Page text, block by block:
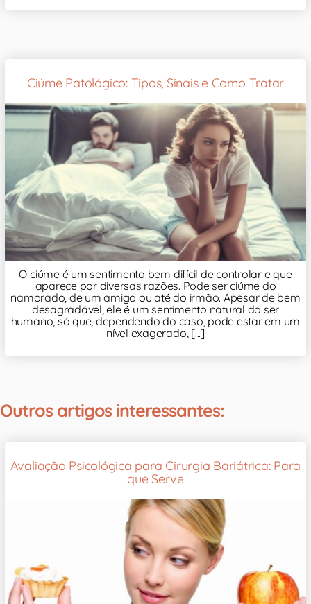
Ciúme Patológico: Tipos, Sinais e Como Tratar
O ciúme é um sentimento bem difícil de controlar e que
aparece por diversas razões. Pode ser ciúme do
namorado, de um amigo ou até do irmão. Apesar de bem
desagradável, ele é um sentimento natural do ser
humano, só que, dependendo do caso, pode estar em um
nível exagerado, [...]
Outros artigos interessantes:
Avaliação Psicológica para Cirurgia Bariátrica: Para
que Serve